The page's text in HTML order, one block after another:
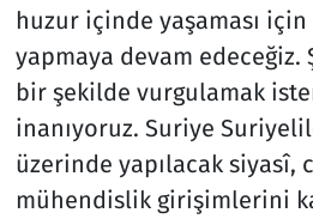
huzur içinde yaşaması
yapmaya devam edeceğiz.
bir şekilde vurgulamak
inanıyoruz. Suriye
üzerinde yapılacak siyasî,
mühendislik girişimlerini